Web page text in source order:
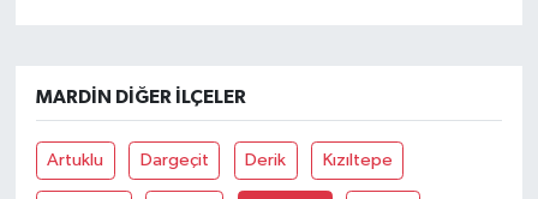
MARDIN DIĞER İLÇELER
Artuklu Dargeçit Derik Kızıltepe